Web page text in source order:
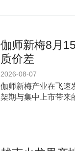
伽师新梅8月
质价差
2026-08-07
伽师新梅产业在飞速
架期与集中上市带来